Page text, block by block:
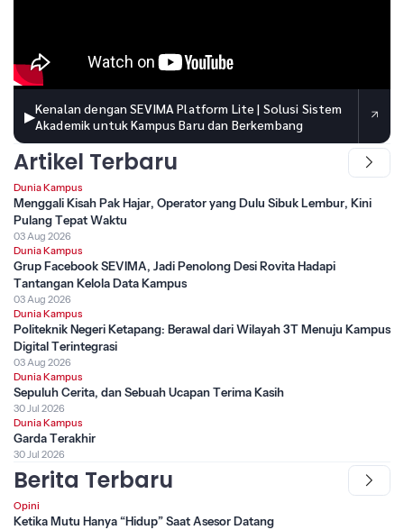
▶Kenalan dengan SEVIMA Platform Lite | Solusi Sistem
Akademik untuk Kampus Baru dan Berkembang
Artikel Terbaru
Dunia Kampus
Menggali Kisah Pak Hajar, Operator yang Dulu Sibuk Lembur, Kini
Pulang Tepat Waktu
03 Aug 2026
Dunia Kampus
Grup Facebook SEVIMA, Jadi Penolong Desi Rovita Hadapi
Tantangan Kelola Data Kampus
03 Aug 2026
Dunia Kampus
Politeknik Negeri Ketapang: Berawal dari Wilayah 3T Menuju Kampus
Digital Terintegrasi
03 Aug 2026
Dunia Kampus
Sepuluh Cerita, dan Sebuah Ucapan Terima Kasih
30 Jul 2026
Dunia Kampus
Garda Terakhir
30 Jul 2026
Berita Terbaru
Opini
Ketika Mutu Hanya “Hidup” Saat Asesor Datang